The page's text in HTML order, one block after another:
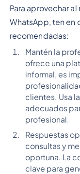
Para aprovechar
WhatsApp, ten en
recomendadas:
Mantén la
ofrece una
informal, es
clientes. Usa
adecuados
profesional.
Respuestas
consultas y
oportuna. La
clave para